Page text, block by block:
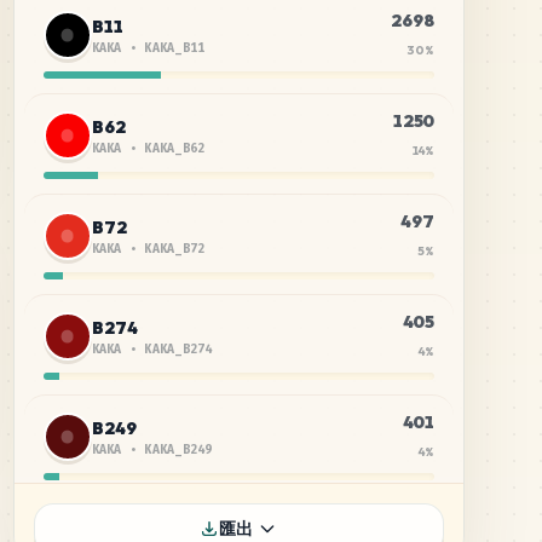
B11
KAKA • KAKA_B11
2698
30%
B62
KAKA • KAKA_B62
1250
14%
B72
KAKA • KAKA_B72
497
5%
B274
KAKA • KAKA_B274
405
4%
B249
KAKA • KAKA_B249
401
4%
匯出